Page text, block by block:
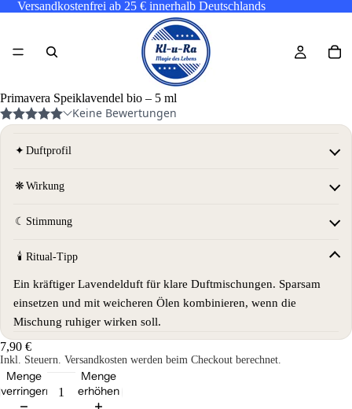
Versandkostenfrei ab 25 € innerhalb Deutschlands
Primavera Speiklavendel bio – 5 ml
✦ Duftprofil
❋ Wirkung
☾ Stimmung
🕯 Ritual-Tipp
Ein kräftiger Lavendelduft für klare Duftmischungen. Sparsam
einsetzen und mit weicheren Ölen kombinieren, wenn die
Mischung ruhiger wirken soll.
7,90 €
Inkl. Steuern. Versandkosten werden beim Checkout berechnet.
Menge
verringern
Menge
erhöhen